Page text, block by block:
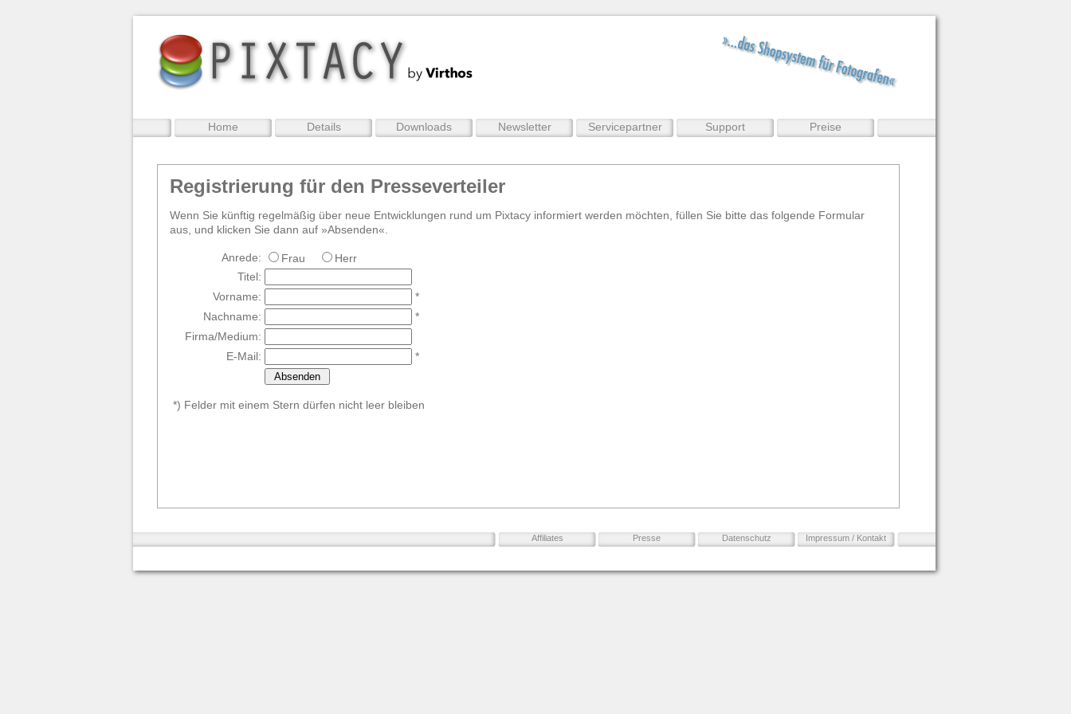
Home Details Downloads Newsletter Servicepartner Support Preise
Registrierung für den Presseverteiler
Wenn Sie künftig regelmäßig über neue Entwicklungen rund um Pixtacy informiert werden möchten, füllen Sie bitte das folgende Formular
aus, und klicken Sie dann auf »Absenden«.
Anrede: Frau
Herr
Titel:
Vorname:
*
Nachname:
*
Firma/Medium:
E-Mail:
*
*) Felder mit einem Stern dürfen nicht leer bleiben
Impressum / Kontakt
Datenschutz
Presse
Affiliates